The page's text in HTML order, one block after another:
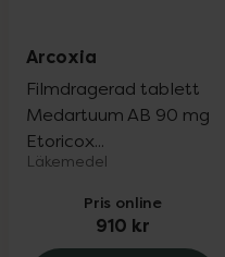
Arcoxia
Filmdragerad tablett
Medartuum AB 90 mg
Etoricox...
Läkemedel
Pris online
910 kr